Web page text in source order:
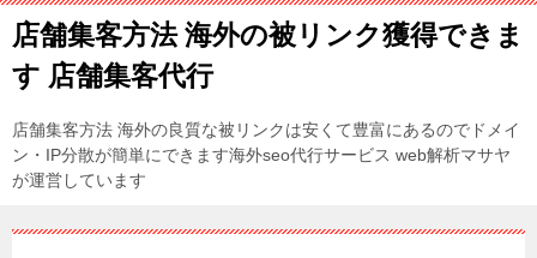
店舗集客方法 海外の被リンク獲得できま
す 店舗集客代行
店舗集客方法 海外の良質な被リンクは安くて豊富にあるのでドメイ
ン・IP分散が簡単にできます海外seo代行サービス web解析マサヤ
が運営しています